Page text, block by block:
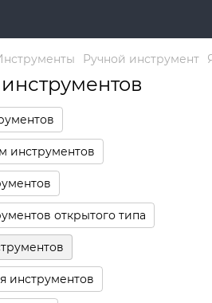
Ручной инструмент
инструментов
открытого типа
инструментов